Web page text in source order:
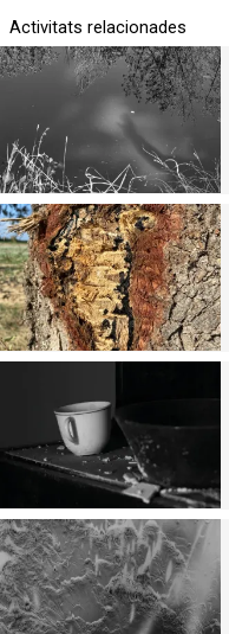
Activitats relacionades